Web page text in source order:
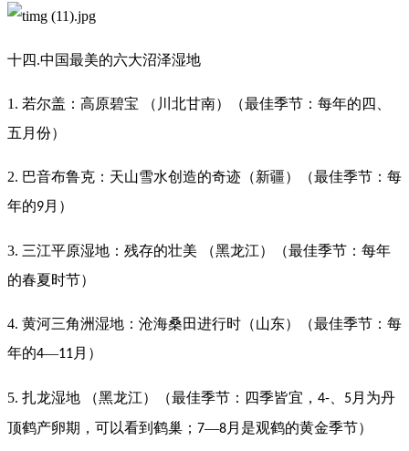
十四.中国最美的六大沼泽湿地
1. 若尔盖：高原碧宝 （川北甘南）（最佳季节：每年的四、
五月份）
2. 巴音布鲁克：天山雪水创造的奇迹（新疆）（最佳季节：每
年的9月）
3. 三江平原湿地：残存的壮美 （黑龙江）（最佳季节：每年
的春夏时节）
4. 黄河三角洲湿地：沧海桑田进行时（山东）（最佳季节：每
年的4—11月）
5. 扎龙湿地 （黑龙江）（最佳季节：四季皆宜， 4- 5月为丹
顶鹤产卵期，可以看到鹤巢； 7—8月是观鹤的黄金季节）